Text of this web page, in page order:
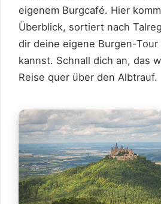
eigenem Burgcafé. Hier
Überblick, sortiert nach
dir deine eigene Burgen-
kannst. Schnall dich an, das
Reise quer über den Albtrauf.